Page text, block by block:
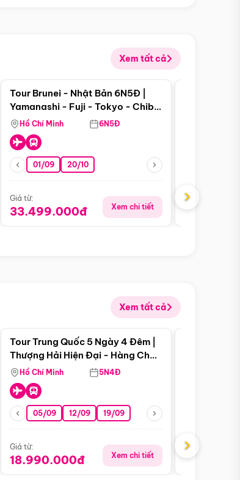
Xem tất cả
Điểm nổi bật
Tour Brunei - Nhật Bản 6N5Đ |
Yamanashi - Fuji - Tokyo - Chiba
- Freeday
Hồ Chí Minh 6N5Đ
01/09 20/10
Giá từ:
33.499.000đ Xem chi tiết
Giá từ:
›
Xem tất cả
15/10 29/10
Điểm nổi bật
Tour Trung Quốc 5 Ngày 4 Đêm |
Thượng Hải Hiện Đại - Hàng Châu
Nên Thơ - Ô Trấn Cổ Kính
Hồ Chí Minh 5N4Đ
05/09 12/09 19/09
Giá từ:
18.990.000đ Xem chi tiết
Giá từ:
›